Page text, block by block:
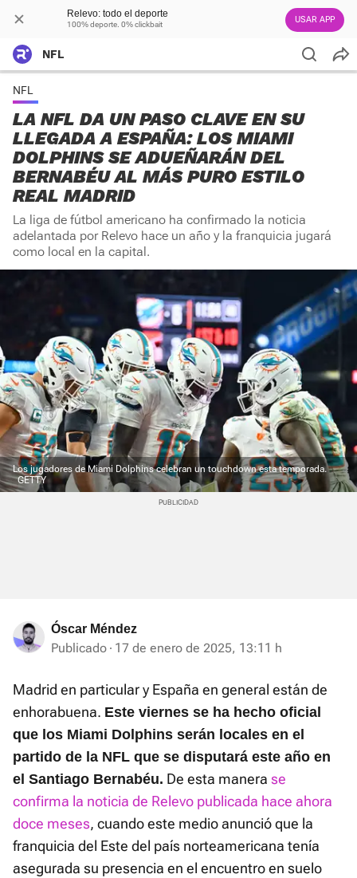
Relevo: todo el deporte
100% deporte. 0% clickbait USAR APP
NFL
NFL
LA NFL DA UN PASO CLAVE EN SU
LLEGADA A ESPAÑA: LOS MIAMI
DOLPHINS SE ADUEÑARÁN DEL
BERNABÉU AL MÁS PURO ESTILO
REAL MADRID
La liga de fútbol americano ha confirmado la noticia
adelantada por Relevo hace un año y la franquicia jugará
como local en la capital.
Los jugadores de Miami Dolphins celebran un touchdown esta temporada.
GETTY
Óscar Méndez
Publicado 17 de enero de 2025, 13:11 h
Madrid en particular y España en general están de
enhorabuena. Este viernes se ha hecho oficial
que los Miami Dolphins serán locales en el
partido de la NFL que se disputará este año en
el Santiago Bernabéu. De esta manera se
confirma la noticia de Relevo publicada hace ahora
doce meses, cuando este medio anunció que la
franquicia del Este del país norteamericana tenía
asegurada su presencia en el encuentro en suelo